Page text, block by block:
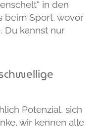
in den
beim Sport, wovor
Du kannst nur
Potenzial, sich
wir kennen alle